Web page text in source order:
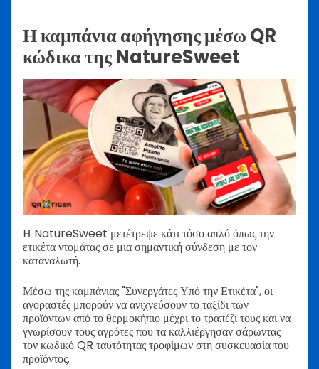
Η καμπάνια αφήγησης μέσω QR
κώδικα της NatureSweet
Η NatureSweet μετέτρεψε κάτι τόσο απλό όπως την
ετικέτα ντομάτας σε μια σημαντική σύνδεση με τον
καταναλωτή.
Μέσω της καμπάνιας "Συνεργάτες Υπό την Ετικέτα", οι
αγοραστές μπορούν να ανιχνεύσουν το ταξίδι των
προϊόντων από το θερμοκήπιο μέχρι το τραπέζι τους και να
γνωρίσουν τους αγρότες που τα καλλιέργησαν σάρωντας
τον κωδικό QR ταυτότητας τροφίμων στη συσκευασία του
προϊόντος.